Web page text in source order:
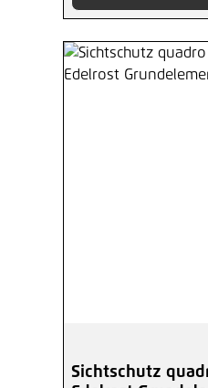
Sichtschutz